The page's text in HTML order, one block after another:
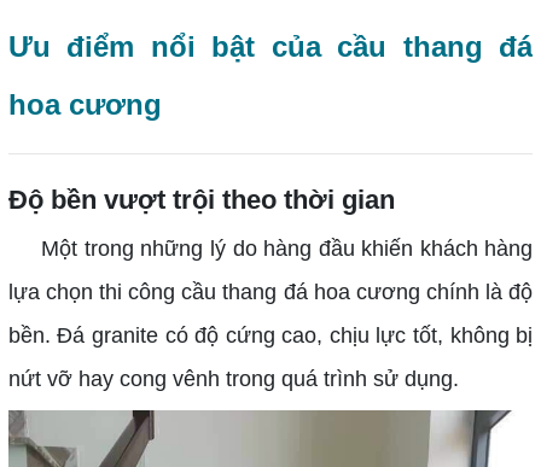
Ưu điểm nổi bật của cầu thang đá
hoa cương
Độ bền vượt trội theo thời gian
Một trong những lý do hàng đầu khiến khách hàng
lựa chọn thi công cầu thang đá hoa cương chính là độ
bền. Đá granite có độ cứng cao, chịu lực tốt, không bị
nứt vỡ hay cong vênh trong quá trình sử dụng.